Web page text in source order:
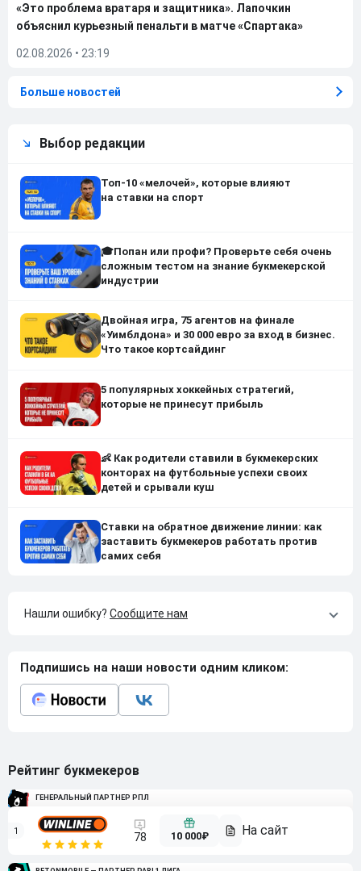
«Это проблема вратаря и защитника». Лапочкин
объяснил курьезный пенальти в матче «Спартака»
02.08.2026 • 23:19
Больше новостей
Выбор редакции
Топ-10 «мелочей», которые влияют
на ставки на спорт
🎓Попан или профи? Проверьте себя очень
сложным тестом на знание букмекерской
индустрии
Двойная игра, 75 агентов на финале
«Уимблдона» и 30 000 евро за вход в бизнес.
Что такое кортсайдинг
5 популярных хоккейных стратегий,
которые не принесут прибыль
👶 Как родители ставили в букмекерских
конторах на футбольные успехи своих
детей и срывали куш
Ставки на обратное движение линии: как
заставить букмекеров работать против
самих себя
Нашли ошибку? Сообщите нам
Подпишись на наши новости одним кликом:
Рейтинг букмекеров
ГЕНЕРАЛЬНЫЙ ПАРТНЕР РПЛ
1 78 10 000₽